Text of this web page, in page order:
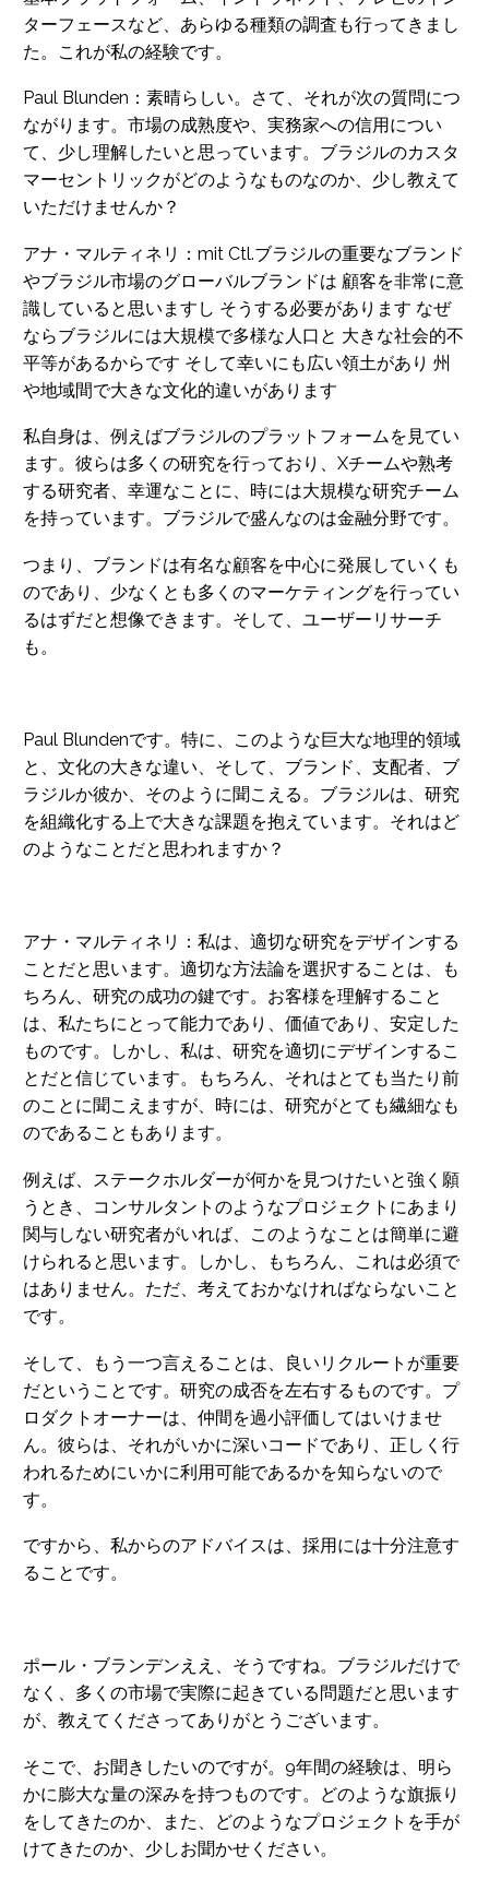
ターフェースなど、あらゆる種類の調査も行ってきまし
た。これが私の経験です。
Paul Blunden：素晴らしい。さて、それが次の質問につ
ながります。市場の成熟度や、実務家への信用につい
て、少し理解したいと思っています。ブラジルのカスタ
マーセントリックがどのようなものなのか、少し教えて
いただけませんか？
アナ・マルティネリ：mit Ctl.ブラジルの重要なブランド
やブラジル市場のグローバルブランドは 顧客を非常に意
識していると思いますし そうする必要があります なぜ
ならブラジルには大規模で多様な人口と 大きな社会的不
平等があるからです そして幸いにも広い領土があり 州
や地域間で大きな文化的違いがあります
私自身は、例えばブラジルのプラットフォームを見てい
ます。彼らは多くの研究を行っており、Xチームや熟考
する研究者、幸運なことに、時には大規模な研究チーム
を持っています。ブラジルで盛んなのは金融分野です。
つまり、ブランドは有名な顧客を中心に発展していくも
のであり、少なくとも多くのマーケティングを行ってい
るはずだと想像できます。そして、ユーザーリサーチ
も。
Paul Blundenです。特に、このような巨大な地理的領域
と、文化の大きな違い、そして、ブランド、支配者、ブ
ラジルか彼か、そのように聞こえる。ブラジルは、研究
を組織化する上で大きな課題を抱えています。それはど
のようなことだと思われますか？
アナ・マルティネリ：私は、適切な研究をデザインする
ことだと思います。適切な方法論を選択することは、も
ちろん、研究の成功の鍵です。お客様を理解すること
は、私たちにとって能力であり、価値であり、安定した
ものです。しかし、私は、研究を適切にデザインするこ
とだと信じています。もちろん、それはとても当たり前
のことに聞こえますが、時には、研究がとても繊細なも
のであることもあります。
例えば、ステークホルダーが何かを見つけたいと強く願
うとき、コンサルタントのようなプロジェクトにあまり
関与しない研究者がいれば、このようなことは簡単に避
けられると思います。しかし、もちろん、これは必須で
はありません。ただ、考えておかなければならないこと
です。
そして、もう一つ言えることは、良いリクルートが重要
だということです。研究の成否を左右するものです。プ
ロダクトオーナーは、仲間を過小評価してはいけませ
ん。彼らは、それがいかに深いコードであり、正しく行
われるためにいかに利用可能であるかを知らないので
す。
ですから、私からのアドバイスは、採用には十分注意す
ることです。
ポール・ブランデンええ、そうですね。ブラジルだけで
なく、多くの市場で実際に起きている問題だと思います
が、教えてくださってありがとうございます。
そこで、お聞きしたいのですが。9年間の経験は、明ら
かに膨大な量の深みを持つものです。どのような旗振り
をしてきたのか、また、どのようなプロジェクトを手が
けてきたのか、少しお聞かせください。